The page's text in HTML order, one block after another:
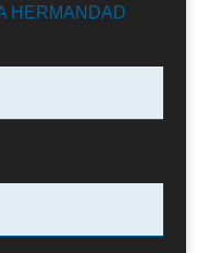
HERMANDAD